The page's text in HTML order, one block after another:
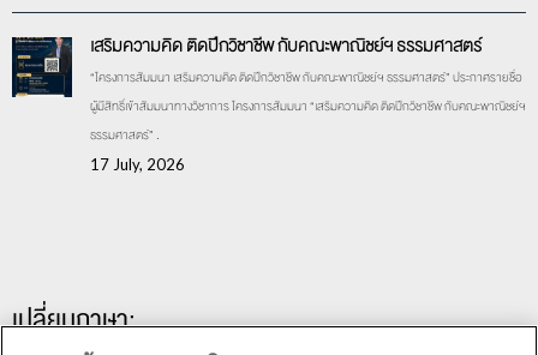
เสริมความคิด ติดปีกวิชาชีพ กับคณะพาณิชย์ฯ ธรรมศาสตร์
“โครงการสัมมนา เสริมความคิด ติดปีกวิชาชีพ กับคณะพาณิชย์ฯ ธรรมศาสตร์” ประกาศรายชื่อ
ผู้มีสิทธิ์เข้าสัมมนาทางวิชาการ โครงการสัมมนา “เสริมความคิด ติดปีกวิชาชีพ กับคณะพาณิชย์ฯ
ธรรมศาสตร์” .
17 July, 2026
เปลี่ยนภาษา: